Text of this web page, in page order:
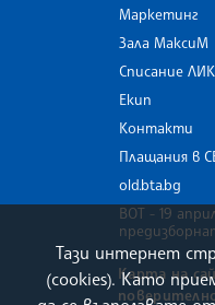
Маркетинг
Зала МаксиМ
Списание ЛИК
Екип
Контакти
Плащания в
old.bta.bg
ВОТ - 19
Карта на
Тази интернет
(cookies). Като